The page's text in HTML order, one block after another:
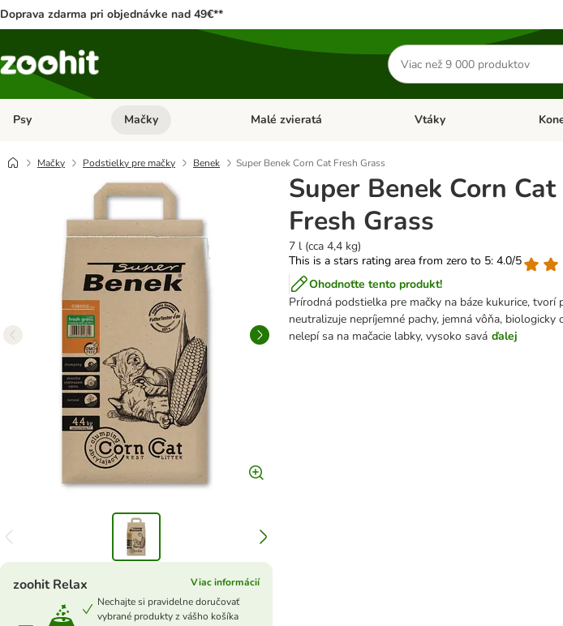
Doprava zdarma pri objednávke nad 49€**
Hľadať
produkty
Psy Otvoriť menu: Psy
Mačky Otvoriť menu: Mačky
Malé zvieratá Otvoriť menu: Malé zvieratá
Vtáky
Mačky Podstielky pre mačky Benek Super Benek Corn Cat Fresh Grass
Super Benek Corn Cat
Fresh Grass
7 l (cca 4,4 kg)
This is a stars rating area from zero to 5: 4.0/5
Ohodnoťte tento produkt!
Prírodná podstielka pre mačky na báze kukurice, tvorí
neutralizuje nepríjemné pachy, jemná vôňa, biologicky
nelepí sa na mačacie labky, vysoko savá ďalej
zoohit Relax
Viac informácií
Nechajte si pravidelne doručovať
vybrané produkty z vášho košíka